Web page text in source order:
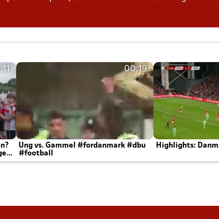
00:19
Ung vs. Gammel #fordanmark #dbu
#football
Highlights: